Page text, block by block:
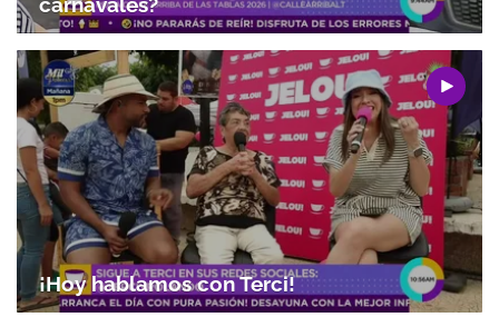
¡Hoy hablamos con Terci!